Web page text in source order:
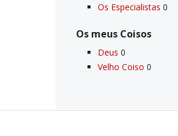
Os Especialistas 0
Os meus Coisos
Deus 0
Velho Coiso 0